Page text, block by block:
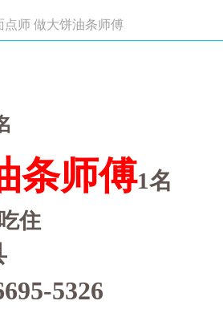
点师 做大饼油条师傅
条师傅1名
住
5326